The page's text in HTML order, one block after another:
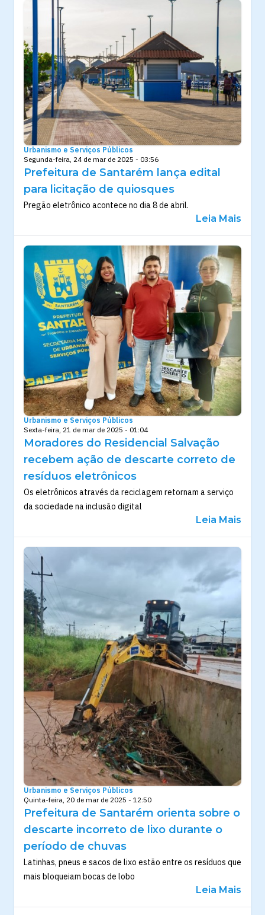
Urbanismo e Serviços Públicos
Segunda-feira, 24 de mar de 2025 - 03:56
Prefeitura de Santarém lança edital
para licitação de quiosques
Pregão eletrônico acontece no dia 8 de abril.
Leia Mais
Urbanismo e Serviços Públicos
Sexta-feira, 21 de mar de 2025 - 01:04
Moradores do Residencial Salvação
recebem ação de descarte correto de
resíduos eletrônicos
Os eletrônicos através da reciclagem retornam a serviço
da sociedade na inclusão digital
Leia Mais
Urbanismo e Serviços Públicos
Quinta-feira, 20 de mar de 2025 - 12:50
Prefeitura de Santarém orienta sobre o
descarte incorreto de lixo durante o
período de chuvas
Latinhas, pneus e sacos de lixo estão entre os resíduos que
mais bloqueiam bocas de lobo
Leia Mais